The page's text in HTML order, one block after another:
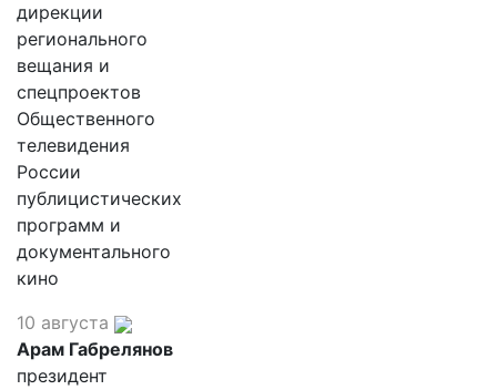
дирекции
регионального
вещания и
спецпроектов
Общественного
телевидения
России
публицистических
программ и
документального
кино
10 августа
Арам Габрелянов
президент